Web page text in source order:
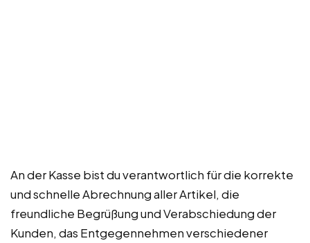
An der Kasse bist du verantwortlich für die korrekte
und schnelle Abrechnung aller Artikel, die
freundliche Begrüßung und Verabschiedung der
Kunden, das Entgegennehmen verschiedener